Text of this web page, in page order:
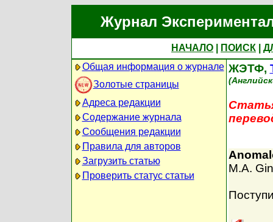
Журнал
НАЧАЛО ПОИСК
Общая информация о журнале
Золотые страницы
Адреса редакции
Содержание журнала
Сообщения редакции
Правила для авторов
Загрузить статью
Проверить статус статьи
ЖЭТФ,
M.A.